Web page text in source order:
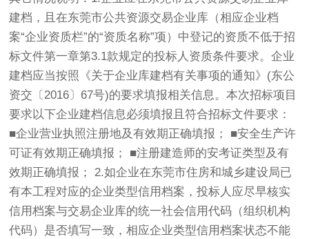
建档，且在东莞市公共资源交易企业库（相应企业档
案“企业资质栏”的“资质名称”项）中登记的资质不低于招
标文件第一章第3.1款规定的投标人资质条件要求。企业
建档应当按照《关于企业库建档有关事项的通知》(东公
资交〔2016〕67号)的要求填报相关信息。本次招标项目
要求以下企业建档信息必须填报且符合招标文件要求：
■企业营业执照注册地及有效期正确填报； ■安全生产许
可证有效期正确填报； ■注册建造师的安考证类型及有
效期正确填报； 2.如企业在东莞市住房和城乡建设局已
有本工程对应的企业类型信用档案，投标人应尽早核实
信用档案与交易企业库的统一社会信用代码（组织机构
代码）是否填写一致，相应企业类型信用档案状态不能